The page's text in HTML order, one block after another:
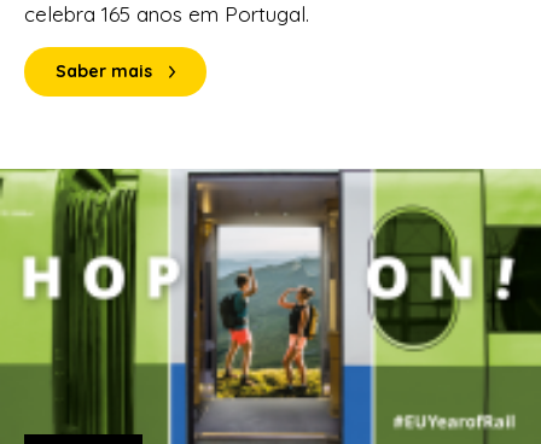
celebra 165 anos em Portugal.
Saber mais